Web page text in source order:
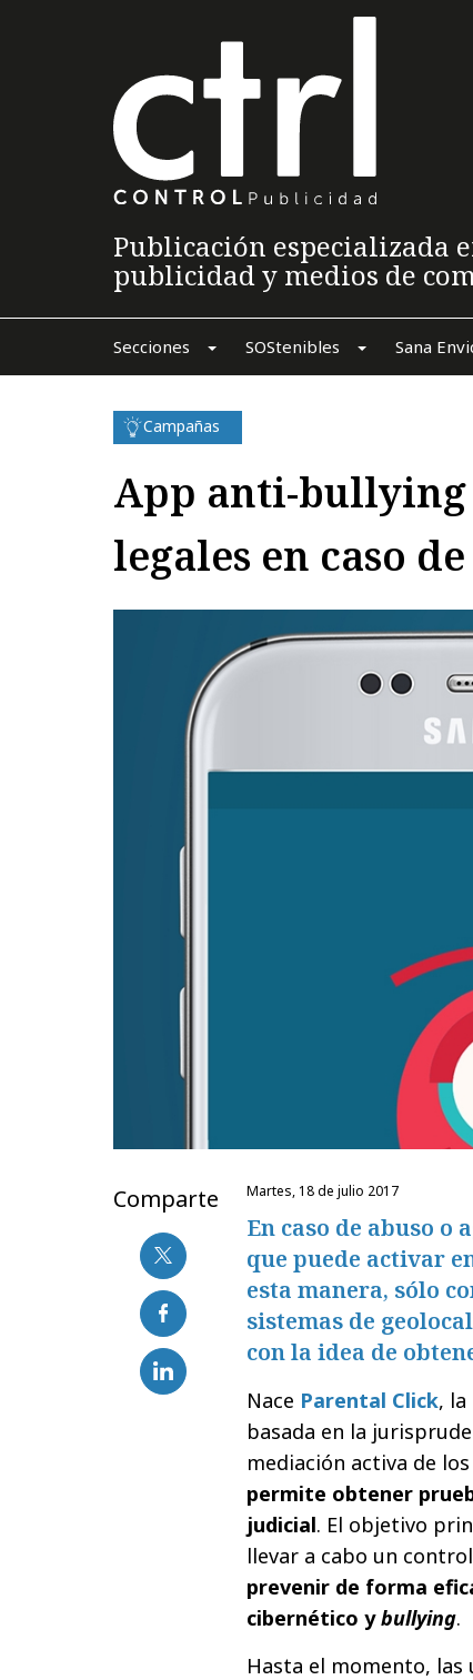
Publicación especializada
publicidad y medios de
Secciones SOStenibles Sana
Campañas
App anti-bullying
legales en caso
Comparte martes, 18 de julio 2017
En caso de abuso o
que puede activar
esta manera, sólo
sistemas de
con la idea de
Nace Parental Click,
basada en la
mediación activa de
permite obtener
judicial. El objetivo
llevar a cabo un
prevenir de forma
cibernético ybullying.
Hasta el momento,